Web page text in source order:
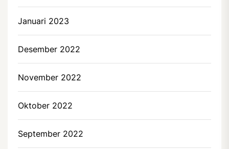
Januari 2023
Desember 2022
November 2022
Oktober 2022
September 2022